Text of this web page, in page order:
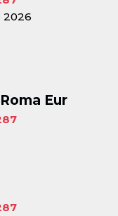
2026
Eur